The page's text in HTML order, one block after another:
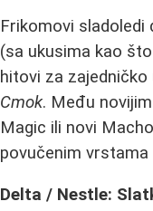
Frikomovi sladoledi
(sa ukusima kao
hitovi za
Cmok. Među
Magic ili novi
povučenim
Delta / Nestle: